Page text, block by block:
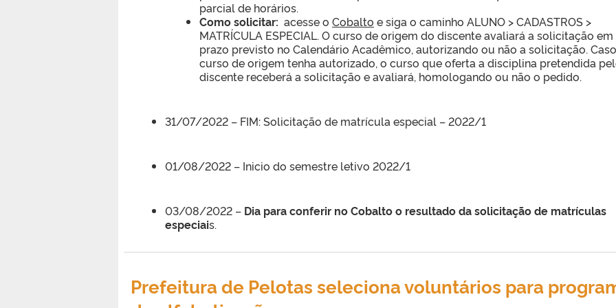
parcial de horários.
Como solicitar: acesse o Cobalto e siga o caminho ALUNO > CADASTROS >
MATRÍCULA ESPECIAL. O curso de origem do discente avaliará a solicitação em
prazo previsto no Calendário Acadêmico, autorizando ou não a solicitação.
curso de origem tenha autorizado, o curso que oferta a disciplina pretendida
discente receberá a solicitação e avaliará, homologando ou não o pedido.
31/07/2022 – FIM: Solicitação de matrícula especial – 2022/1
01/08/2022 – Inicio do semestre letivo 2022/1
03/08/2022 – Dia para conferir no Cobalto o resultado da solicitação de matrículas
especiais.
Prefeitura de Pelotas seleciona voluntários para